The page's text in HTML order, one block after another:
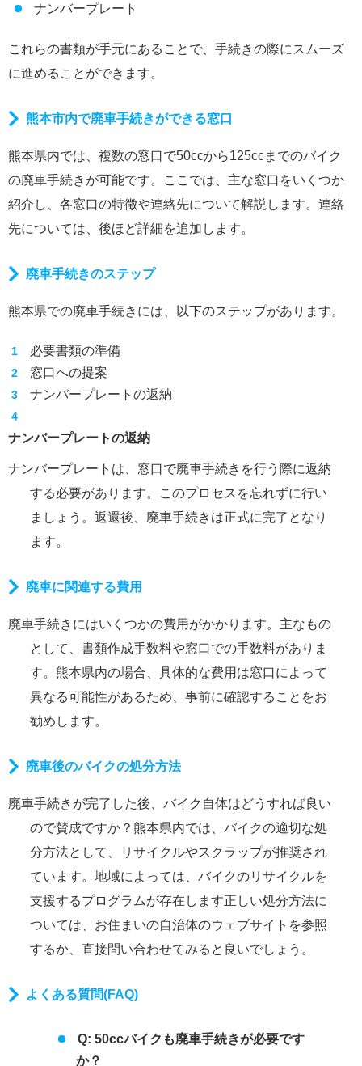
ナンバープレート
これらの書類が手元にあることで、手続きの際にスムーズ
に進めることができます。
熊本市内で廃車手続きができる窓口
熊本県内では、複数の窓口で50ccから125ccまでのバイク
の廃車手続きが可能です。ここでは、主な窓口をいくつか
紹介し、各窓口の特徴や連絡先について解説します。連絡
先については、後ほど詳細を追加します。
廃車手続きのステップ
熊本県での廃車手続きには、以下のステップがあります。
必要書類の準備
窓口への提案
ナンバープレートの返納
ナンバープレートの返納
ナンバープレートは、窓口で廃車手続きを行う際に返納
する必要があります。このプロセスを忘れずに行い
ましょう。返還後、廃車手続きは正式に完了となり
ます。
廃車に関連する費用
廃車手続きにはいくつかの費用がかかります。主なもの
として、書類作成手数料や窓口での手数料がありま
す。熊本県内の場合、具体的な費用は窓口によって
異なる可能性があるため、事前に確認することをお
勧めします。
廃車後のバイクの処分方法
廃車手続きが完了した後、バイク自体はどうすれば良い
ので賛成ですか？熊本県内では、バイクの適切な処
分方法として、リサイクルやスクラップが推奨され
ています。地域によっては、バイクのリサイクルを
支援するプログラムが存在します正しい処分方法に
ついては、お住まいの自治体のウェブサイトを参照
するか、直接問い合わせてみると良いでしょう。
よくある質問(FAQ)
Q: 50ccバイクも廃車手続きが必要です
か？